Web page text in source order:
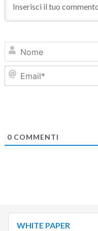
0COMMENTI
WHITE PAPER